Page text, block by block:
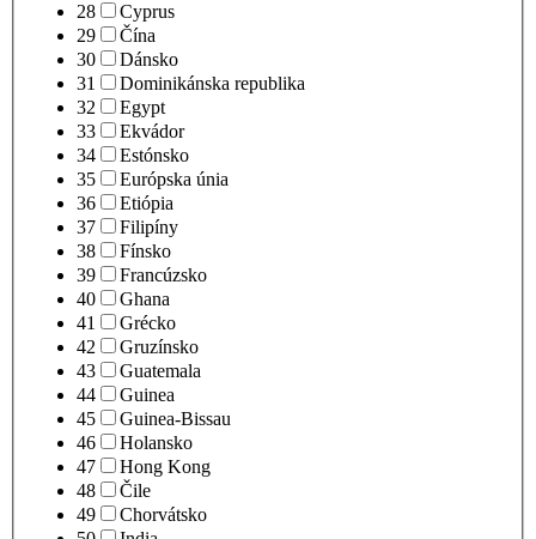
28
Cyprus
29
Čína
30
Dánsko
31
Dominikánska republika
32
Egypt
33
Ekvádor
34
Estónsko
35
Európska únia
36
Etiópia
37
Filipíny
38
Fínsko
39
Francúzsko
40
Ghana
41
Grécko
42
Gruzínsko
43
Guatemala
44
Guinea
45
Guinea-Bissau
46
Holansko
47
Hong Kong
48
Čile
49
Chorvátsko